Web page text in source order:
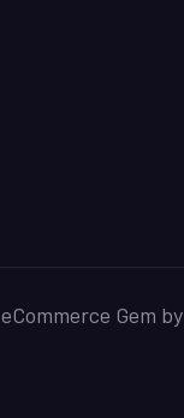
eCommerce Gem by